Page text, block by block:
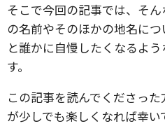
そこで今回の記事では、そ
の名前やそのほかの地名に
と誰かに自慢したくなるよ
す。
この記事を読んでくださっ
が少しでも楽しくなれば幸い